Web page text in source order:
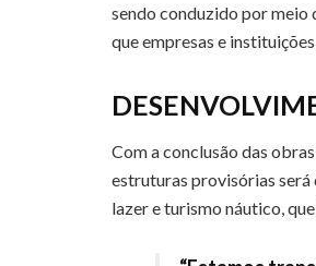
sendo conduzido por meio
que empresas e
Com a conclusão das
estruturas provisórias será
lazer e turismo náutico,